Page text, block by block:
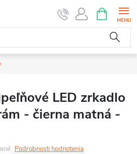
KOŠÍK
LED zrkadlo
- čierna matná -
Podrobnosti hodnotenia